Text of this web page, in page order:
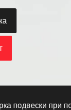
при